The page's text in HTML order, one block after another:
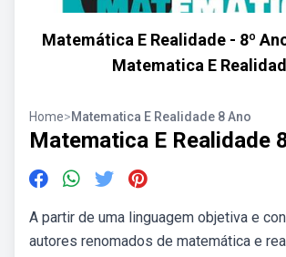
Matemática E Realidade - 8º
Matematica E
Home>Matematica E Realidade 8 Ano
Matematica E Realidade
A partir de uma linguagem objetiva e
autores renomados de matemática e